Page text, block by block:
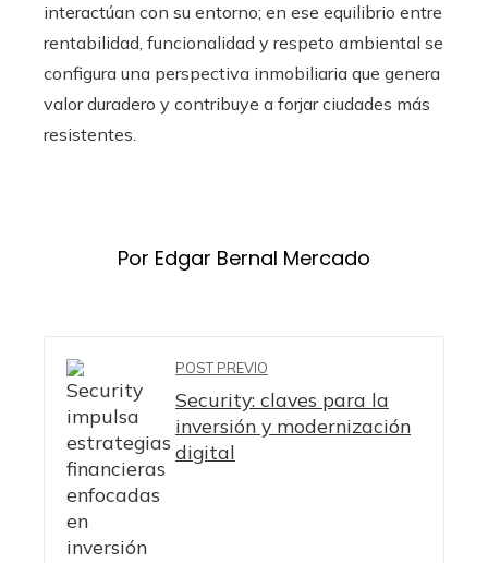
interactúan con su entorno; en ese equilibrio entre
rentabilidad, funcionalidad y respeto ambiental se
configura una perspectiva inmobiliaria que genera
valor duradero y contribuye a forjar ciudades más
resistentes.
Por Edgar Bernal Mercado
POST PREVIO
Security: claves para la
inversión y modernización
digital